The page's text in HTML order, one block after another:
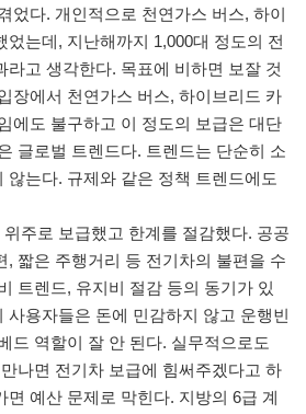
었다. 개인적으로 천연가스 버스, 하이
었는데, 지난해까지 1,000대 정도의 전
라고 생각한다. 목표에 비하면 보잘 것
장에서 천연가스 버스, 하이브리드 카
에도 불구하고 이 정도의 보급은 대단
글로벌 트렌드다. 트렌드는 단순히 소
않는다. 규제와 같은 정책 트렌드에도
주로 보급했고 한계를 절감했다. 공공
, 짧은 주행거리 등 전기차의 불편을 수
트렌드, 유지비 절감 등의 동기가 있
사용자들은 돈에 민감하지 않고 운행빈
드 역할이 잘 안 된다. 실무적으로도
나면 전기차 보급에 힘써주겠다고 하
면 예산 문제로 막힌다. 지방의 6급 계